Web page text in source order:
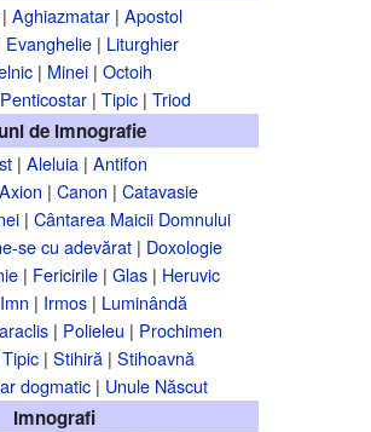
Aghiazmatar| Apostol
Evanghelie| Liturghier
| Minei| Octoih
Penticostar| Tipic| Triod
de imnografie
| Aleluia | Antifon
Axion | Canon | Catavasie
| Cântarea Maicii Domnului
se cu adevărat | Doxologie
| Fericirile| Glas| Heruvic
Imn | Irmos | Luminândă
| Polieleu | Prochimen
| Stihiră| Stihoavnă
dogmatic | Unule Născut
Imnografi